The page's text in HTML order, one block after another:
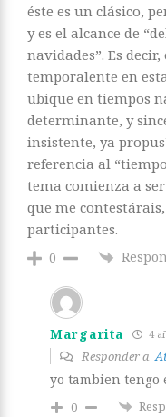
éste es un clásico,
y es el alcance de
navidades”. Es
temporalente en
ubique en tiempos
determinante, y
insistente, ya
referencia al
tema comienza a
que me
participantes.
0
Margarita 4
Responder a
yo tambien tengo
0